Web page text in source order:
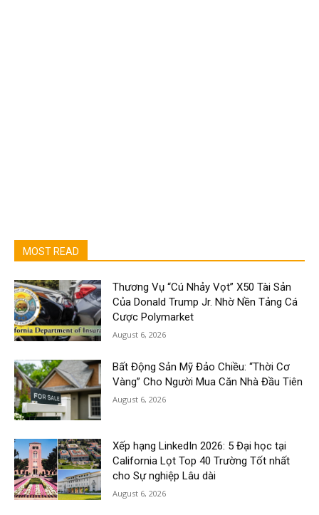
MOST READ
Thương Vụ “Cú Nhảy Vọt” X50 Tài Sản
Của Donald Trump Jr. Nhờ Nền Tảng Cá
Cược Polymarket
August 6, 2026
Bất Động Sản Mỹ Đảo Chiều: “Thời Cơ
Vàng” Cho Người Mua Căn Nhà Đầu Tiên
August 6, 2026
Xếp hạng LinkedIn 2026: 5 Đại học tại
California Lọt Top 40 Trường Tốt nhất
cho Sự nghiệp Lâu dài
August 6, 2026